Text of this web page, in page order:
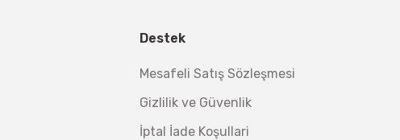
Destek
Mesafeli Satış Sözleşmesi
Gizlilik ve Güvenlik
İptal İade Koşullari